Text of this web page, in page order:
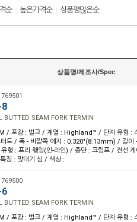
순| 높은가격순| 상품평많은순
상품명/제조사/Spec
769501
8
BUTTED SEAM FORK TERMIN
/ 포장 : 벌크 / 계열 : Highland™ / 단자 유형 :
터드 / 폭 - 바깥쪽 에지 : 0.320"(8.13mm) / 길
형 : 프리 행잉(인-라인) / 종단 : 크림프 / 전선
징 : 맞대기 심 / 색상 :
769500
6
BUTTED SEAM FORK TERMIN
/ 포장 : 벌크 / 계열 : Highland™ / 단자 유형 :